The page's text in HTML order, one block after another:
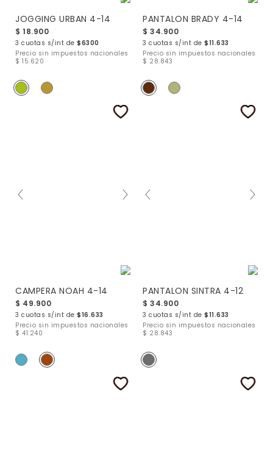
JOGGING URBAN 4-14
$ 18.900
3 cuotas s/int de $6300
Precio sin impuestos nacionales
$ 15.620
PANTALON BRADY 4-14
$ 34.900
3 cuotas s/int de $11.633
Precio sin impuestos nacionales
$ 28.843
CAMPERA NOAH 4-14
$ 49.900
3 cuotas s/int de $16.633
Precio sin impuestos nacionales
$ 41.240
PANTALON SINTRA 4-12
$ 34.900
3 cuotas s/int de $11.633
Precio sin impuestos nacionales
$ 28.843